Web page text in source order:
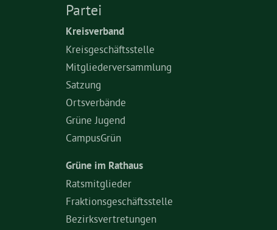
Partei
Kreisverband
Kreisgeschäftsstelle
Mitgliederversammlung
Satzung
Ortsverbände
Grüne Jugend
CampusGrün
Grüne im Rathaus
Ratsmitglieder
Fraktionsgeschäftsstelle
Bezirksvertretungen